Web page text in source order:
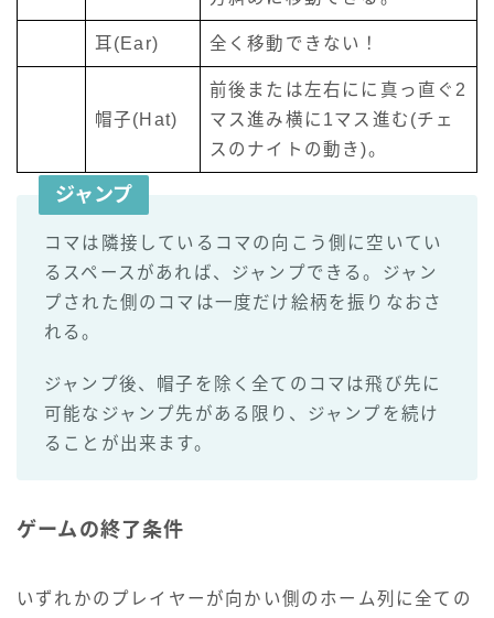
耳(Ear) 全く移動できない！
帽子(Hat)
前後または左右にに真っ直ぐ2
マス進み横に1マス進む(チェ
スのナイトの動き)。
ジャンプ
コマは隣接しているコマの向こう側に空いてい
るスペースがあれば、ジャンプできる。ジャン
プされた側のコマは一度だけ絵柄を振りなおさ
れる。
ジャンプ後、帽子を除く全てのコマは飛び先に
可能なジャンプ先がある限り、ジャンプを続け
ることが出来ます。
ゲームの終了条件
いずれかのプレイヤーが向かい側のホーム列に全ての